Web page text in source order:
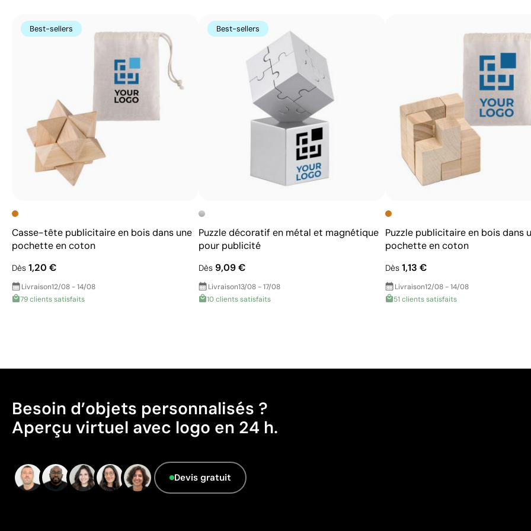
Avantages
Reproduit des images couleur avec un grand niveau
de détail
Parfaite pour les designs avec dégradés et ombres
Technique d’impression économique
Best-sellers
Casse-tête publicitaire en bois dans une
pochette en coton
Dès 1,20 €
Livraison12/08 - 14/08
79 clients satisfaits
Best-sellers
Puzzle décoratif en métal et magnétique
pour publicité
Dès9,09 €
Livraison13/08 - 17/08
10 clients satisfaits
Puzzle publicitaire en bois dans
pochette en coton
Dès1,13 €
Livraison12/08 - 14/08
51 clients satisfaits
Besoin d’objets personnalisés ?
Aperçu virtuel avec logo en 24 h.
Devis gratuit